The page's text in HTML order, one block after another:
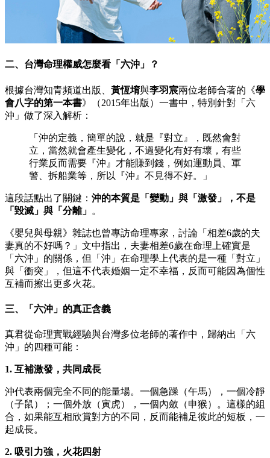
二、台灣命理權威怎麼看「六沖」？
根據台灣知青頻道出版、 黃恆堉與李羽宸兩位老師合著的《學
會八字的第一本書》（2015年出版）一書中，特別針對「六
沖」做了深入解析：
「沖的定義，簡單的說，就是『對立』，既然會對
立，當然就會產生變化，不過變化有好有壞，有些
行業反而需要『沖』才能賺到錢，例如運動員、軍
警、拆船業等，所以『沖』不見得不好。」
這段話點出了關鍵： 沖的本質是「變動」與「激發」，不是
「毀滅」與「分離」 。
《嬰兒與母親》雜誌也曾專訪命理專家，討論「相差6歲的夫
妻真的不好嗎？」文中指出，夫妻相差6歲在命理上確實是
「六沖」的關係，但「沖」在命理學上代表的是一種「對立」
與「衝突」，但這不代表婚姻一定不幸福，反而可能因為個性
互補而擦出更多火花。
三、「六沖」的真正含義
真君從命理實戰經驗與台灣多位老師的著作中，歸納出「六
沖」的四種可能：
1. 互補激發，共同成長
沖代表兩個完全不同的能量場。一個急躁（午馬），一個冷靜
（子鼠）；一個外放（寅虎），一個內斂（申猴）。這樣的組
合，如果能互相欣賞對方的不同，反而能補足彼此的短板，一
起成長。
2. 吸引力強，火花四射